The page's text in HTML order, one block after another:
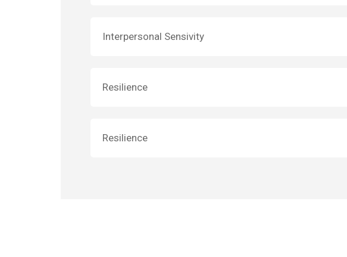
Interpersonal Sensivity
Resilience
Resilience